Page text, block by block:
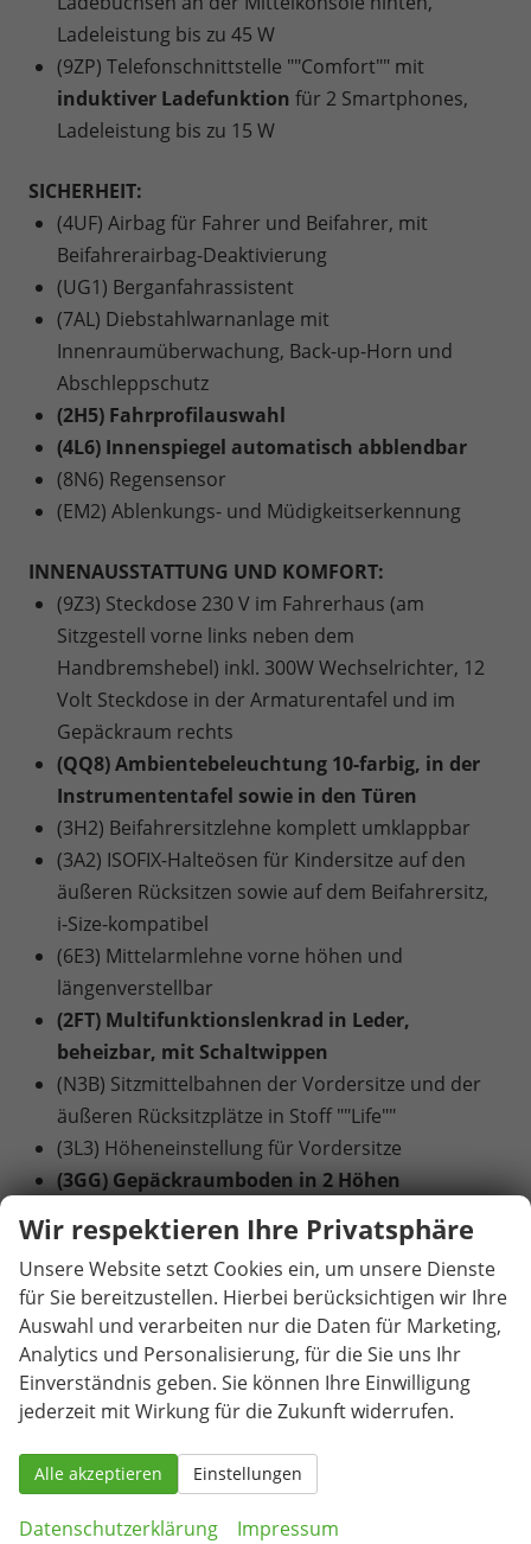
Ladeleistung bis zu 45 W
(9ZP) Telefonschnittstelle ""Comfort"" mit
induktiver Ladefunktion für 2 Smartphones,
Ladeleistung bis zu 15 W
SICHERHEIT:
(4UF) Airbag für Fahrer und Beifahrer, mit
Beifahrerairbag-Deaktivierung
(UG1) Berganfahrassistent
(7AL) Diebstahlwarnanlage mit
Innenraumüberwachung, Back-up-Horn und
Abschleppschutz
(2H5) Fahrprofilauswahl
(4L6) Innenspiegel automatisch abblendbar
(8N6) Regensensor
(EM2) Ablenkungs- und Müdigkeitserkennung
INNENAUSSTATTUNG UND KOMFORT:
(9Z3) Steckdose 230 V im Fahrerhaus (am
Sitzgestell vorne links neben dem
Handbremshebel) inkl. 300W Wechselrichter, 12
Volt Steckdose in der Armaturentafel und im
Gepäckraum rechts
(QQ8) Ambientebeleuchtung 10-farbig, in der
Instrumententafel sowie in den Türen
(3H2) Beifahrersitzlehne komplett umklappbar
(3A2) ISOFIX-Halteösen für Kindersitze auf den
äußeren Rücksitzen sowie auf dem Beifahrersitz,
i-Size-kompatibel
(6E3) Mittelarmlehne vorne höhen und
längenverstellbar
(2FT) Multifunktionslenkrad in Leder,
beheizbar, mit Schaltwippen
(N3B) Sitzmittelbahnen der Vordersitze und der
äußeren Rücksitzplätze in Stoff ""Life""
(3L3) Höheneinstellung für Vordersitze
(3GG) Gepäckraumboden in 2 Höhen
EXTRAS:
(8VJ) 3D-LED-Rückleuchten
(V11) 4 Leichtmetallräder ""Venezia"" 7 J x 17 in
Schwarz, Oberfläche glanzgedreht
(6XT) Außenspiegel elektrisch einstell-,
anklapp- und beheizbar, auf Fahrerseite
abblendend, Memory-Funktion
(3S1) Dachreling Silber
(PE5) Komfortpaket inkl. Memory-Funktion für
Wir respektieren Ihre Privatsphäre
Unsere Website setzt Cookies ein, um unsere Dienste
für Sie bereitzustellen. Hierbei berücksichtigen wir Ihre
Auswahl und verarbeiten nur die Daten für Marketing,
Analytics und Personalisierung, für die Sie uns Ihr
Einverständnis geben. Sie können Ihre Einwilligung
jederzeit mit Wirkung für die Zukunft widerrufen.
Alle akzeptieren Einstellungen
Datenschutzerklärung Impressum